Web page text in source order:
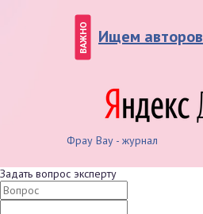
ВАЖНО Ищем авторов
Фрау Вау - журнал
Задать вопрос эксперту